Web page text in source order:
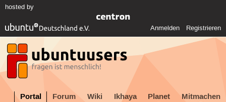
hosted by
Anmelden Registrieren
Portal Forum Wiki Ikhaya Planet Mitmachen